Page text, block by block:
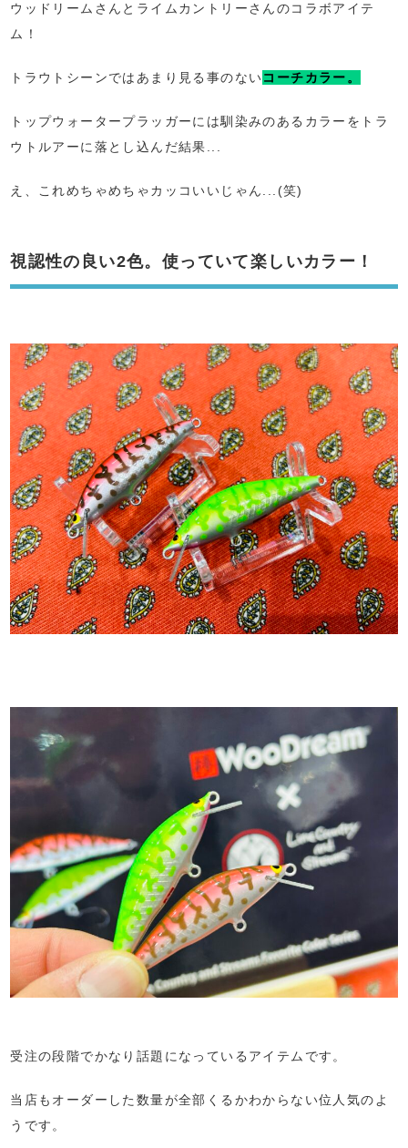
ウッドリームさんとライムカントリーさんのコラボアイテ
ム！
トラウトシーンではあまり見る事のないコーチカラー。
トップウォータープラッガーには馴染みのあるカラーをトラ
ウトルアーに落とし込んだ結果...
え、これめちゃめちゃカッコいいじゃん...(笑)
視認性の良い2色。使っていて楽しいカラー！
受注の段階でかなり話題になっているアイテムです。
当店もオーダーした数量が全部くるかわからない位人気のよ
うです。